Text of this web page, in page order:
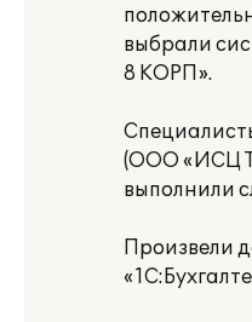
выбрали
8 КОРП».
(ООО «ИСЦ
выполнили
Произвели